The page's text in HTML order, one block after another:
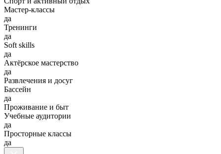
Мастер-классы
да
Тренинги
да
Soft skills
да
Актёрское мастерство
да
Развлечения и досуг
Бассейн
да
Проживание и быт
Учебные аудитории
да
Просторные классы
да